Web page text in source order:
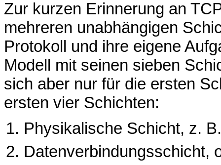
Zur kurzen Erinnerung an
mehreren unabhängigen
Protokoll und ihre eigene
Modell mit seinen sieben
sich aber nur für die ersten
ersten vier Schichten:
Physikalische Schicht, z.
Datenverbindungsschicht,